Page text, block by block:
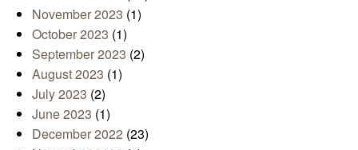
November 2023 (1)
October 2023 (1)
September 2023 (2)
August 2023 (1)
July 2023 (2)
June 2023 (1)
December 2022 (23)